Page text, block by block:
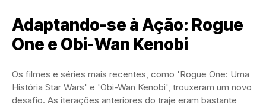
Adaptando-se à Ação: Rogue
One e Obi-Wan Kenobi
Os filmes e séries mais recentes, como 'Rogue One: Uma
História Star Wars' e 'Obi-Wan Kenobi', trouxeram um novo
desafio. As iterações anteriores do traje eram bastante